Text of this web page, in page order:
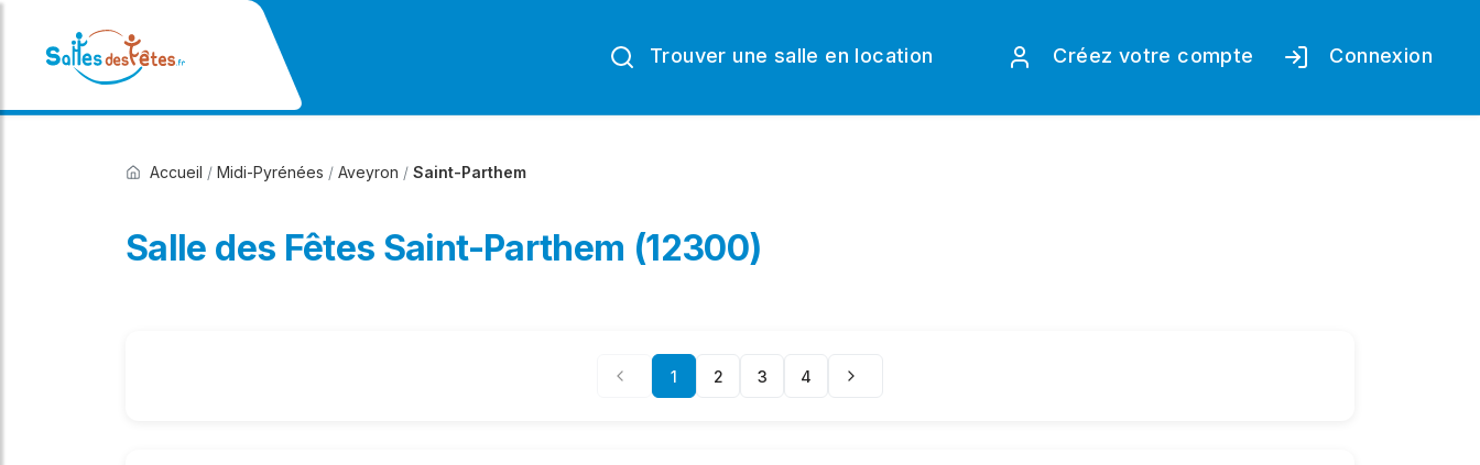
Trouver une salle en location Créez votre compte Connexion
Accueil / Midi-Pyrénées / Aveyron / Saint-Parthem
Salle des Fêtes Saint-Parthem (12300)
1 2 3 4